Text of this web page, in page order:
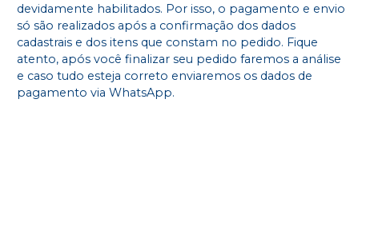
devidamente habilitados. Por isso, o pagamento e envio
só são realizados após a confirmação dos dados
cadastrais e dos itens que constam no pedido. Fique
atento, após você finalizar seu pedido faremos a análise
e caso tudo esteja correto enviaremos os dados de
pagamento via WhatsApp.